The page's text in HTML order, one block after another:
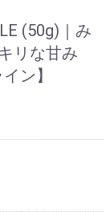
(50g)｜み
リな甘み
ン】